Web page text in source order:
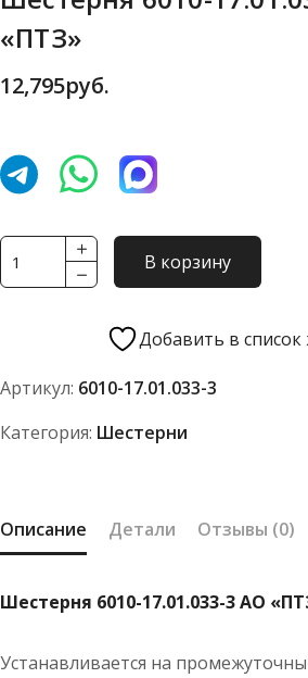
«ПТЗ»
12,795руб.
Количество
товара
3
"ПТЗ"
В корзину
Добавить в
Артикул: 6010-17.01.033-3
Категория: Шестерни
Описание Детали Отзывы (0)
Шестерня 6010-17.01.033-3 АО
Устанавливается на